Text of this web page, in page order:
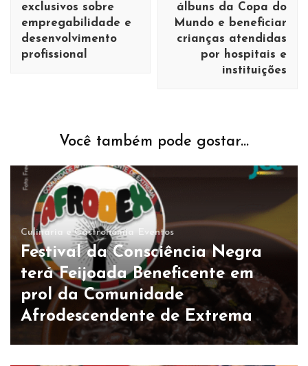
exclusivos sobre
empregabilidade e
desenvolvimento
profissional
álbuns da Copa do
Mundo e beneficiar
crianças atendidas
por hospitais e
instituições
Você também pode gostar...
Culinária e Gastronomia Eventos
Festival da Consciência Negra
terá Feijoada Beneficente em
prol da Comunidade
Afrodescendente de Extrema